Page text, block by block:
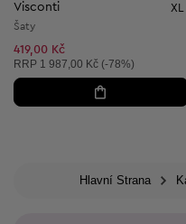
Visconti XL
Šaty
419,00 Kč
Doporučená cena:
RRP 1 987,00 Kč (-78%)
Hlavní Strana